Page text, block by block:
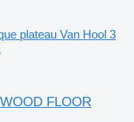
plateau Van Hool 3
FLOOR